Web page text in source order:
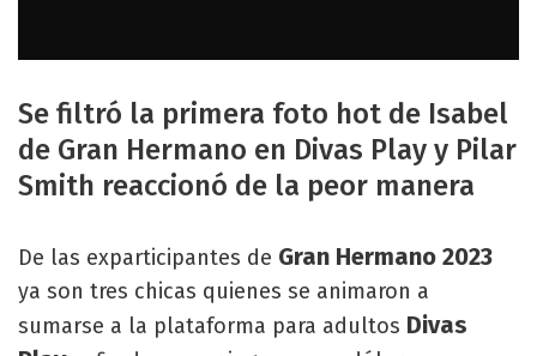
Se filtró la primera foto hot de Isabel
de Gran Hermano en Divas Play y Pilar
Smith reaccionó de la peor manera
De las exparticipantes de Gran Hermano 2023
ya son tres chicas quienes se animaron a
sumarse a la plataforma para adultos Divas